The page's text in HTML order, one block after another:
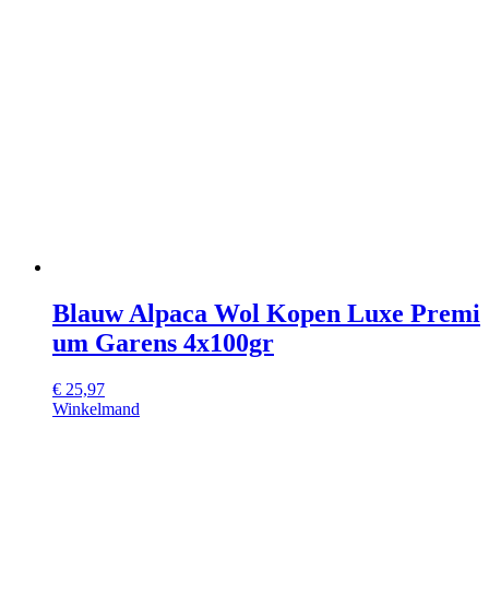
Blauw Alpaca Wol Kopen Luxe Premi
um Garens 4x100gr
€ 25,97
Winkelmand